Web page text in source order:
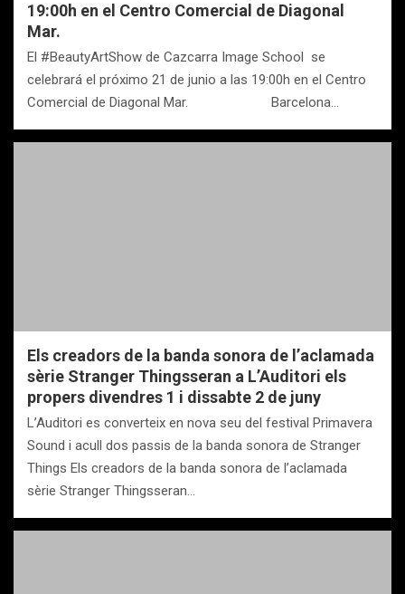
19:00h en el Centro Comercial de Diagonal
Mar.
El #BeautyArtShow de Cazcarra Image School se
celebrará el próximo 21 de junio a las 19:00h en el Centro
Comercial de Diagonal Mar. Barcelona…
Els creadors de la banda sonora de l’aclamada
sèrie Stranger Thingsseran a L’Auditori els
propers divendres 1 i dissabte 2 de juny
L’Auditori es converteix en nova seu del festival Primavera
Sound i acull dos passis de la banda sonora de Stranger
Things Els creadors de la banda sonora de l’aclamada
sèrie Stranger Thingsseran…